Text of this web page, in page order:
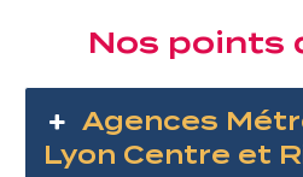
Nos points
Agences
Lyon Centre et